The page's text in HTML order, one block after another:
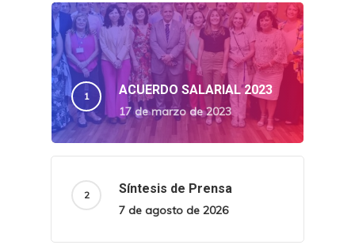
ACUERDO SALARIAL 2023
17 de marzo de 2023
Síntesis de Prensa
7 de agosto de 2026